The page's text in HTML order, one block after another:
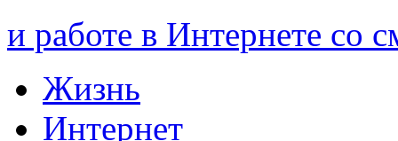
и работе в Интернете со
Жизнь
Интернет